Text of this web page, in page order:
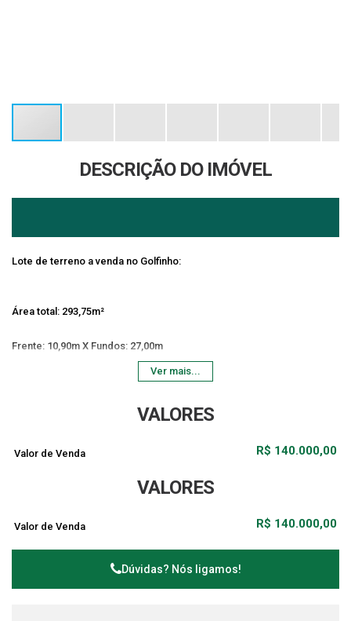
DESCRIÇÃO DO IMÓVEL
Lote de terreno a venda no Golfinho:
Área total: 293,75m²
Frente: 10,90m X Fundos: 27,00m
Ver mais...
VALORES
R$ 140.000,00
Valor de Venda
VALORES
R$ 140.000,00
Valor de Venda
Dúvidas? Nós ligamos!